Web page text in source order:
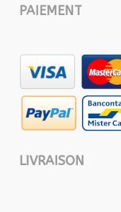
PAIEMENT
LIVRAISON